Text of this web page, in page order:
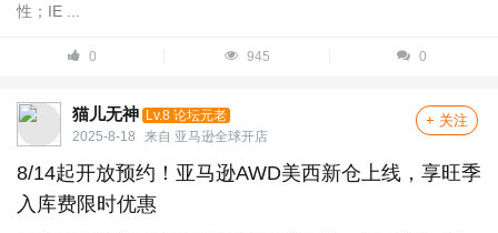
性；IE ...
0 945 0
猫儿无神 Lv.8 论坛元老
2025-8-18
来自 亚马逊全球开店
+ 关注
8/14起开放预约！亚马逊AWD美西新仓上线，享旺季
入库费限时优惠